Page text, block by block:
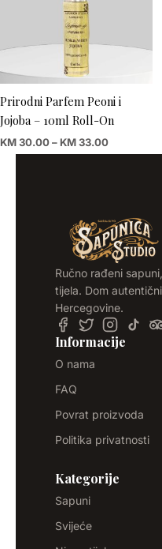
Prirodni Parfem Peoni i
Jojoba – 10ml Roll-On
KM30.00– KM33.00
Ručno rađeni
tijela. Dom
Hercegovine.
Informacije
O nama
FAQ
Povrat proizvoda
Politika privatnosti
Kategorije
Sapuni
Svijeće